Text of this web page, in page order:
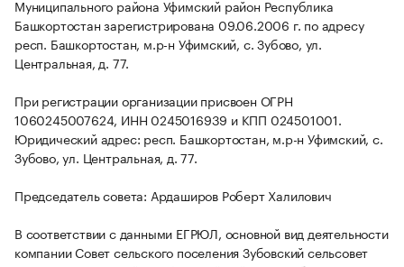
Муниципального района Уфимский район Республика
Башкортостан зарегистрирована 09.06.2006 г. по адресу
респ. Башкортостан, м.р-н Уфимский, с. Зубово, ул.
Центральная, д. 77.
При регистрации организации присвоен ОГРН
1060245007624, ИНН 0245016939 и КПП 024501001.
Юридический адрес: респ. Башкортостан, м.р-н Уфимский, с.
Зубово, ул. Центральная, д. 77.
Председатель совета: Ардаширов Роберт Халилович
В соответствии с данными ЕГРЮЛ, основной вид деятельности
компании Совет сельского поселения Зубовский сельсовет